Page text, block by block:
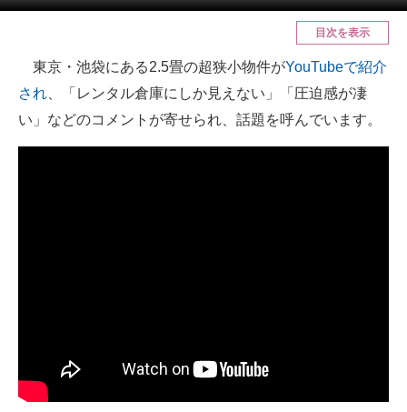
メディア
ITの今と未来を見通す
スマホと通信の最新トレンド
マーケ×ITの今がよく分かる
目次を表示
東京・池袋にある2.5畳の超狭小物件がYouTubeで紹介
され 、「レンタル倉庫にしか見えない」「圧迫感が凄
い」などのコメントが寄せられ、話題を呼んでいます。